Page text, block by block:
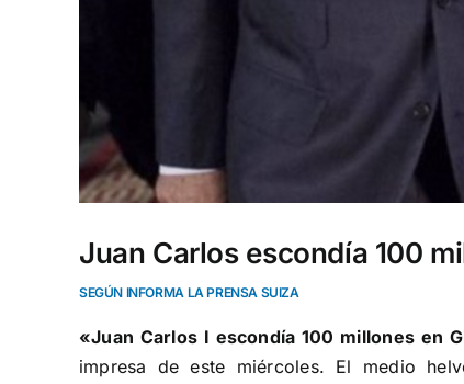
Juan Carlos escondía 100
SEGÚN INFORMA LA PRENSA SUIZA
«Juan Carlos I escondía 100 millones en
impresa de este miércoles. El medio